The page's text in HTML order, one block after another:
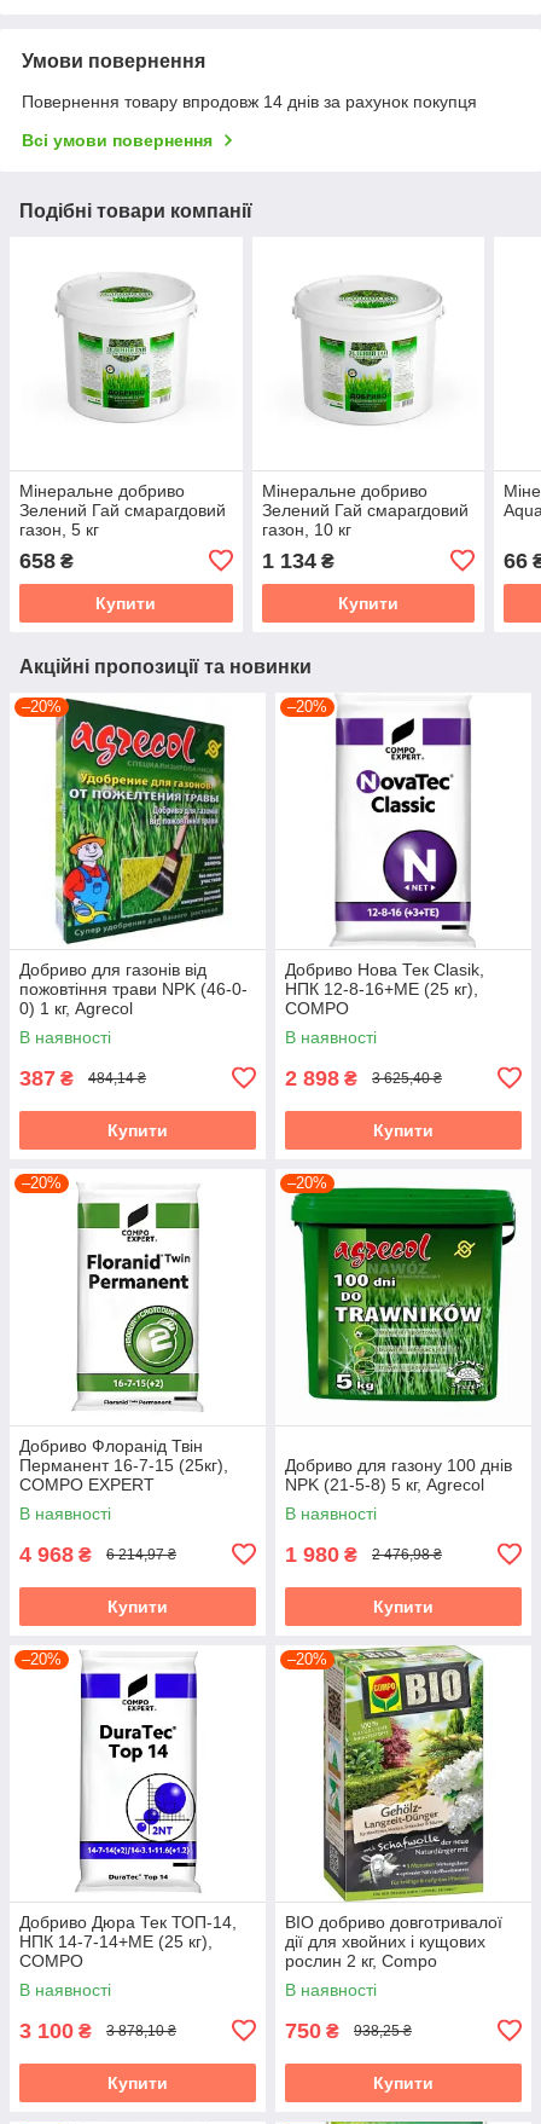
Умови повернення
Повернення товару впродовж 14 днів за рахунок покупця
Всі умови повернення
Подібні товари компанії
Мінеральне добриво
Зелений Гай смарагдовий
газон, 5 кг
658 ₴
Купити
Мінеральне добриво
Зелений Гай смарагдовий
газон, 10 кг
1 134₴
Купити
66
Акційні пропозиції та новинки
–20%
Добриво для газонів від
пожовтіння трави NPK (46-0-
0) 1 кг, Agrecol
В наявності
387 ₴ 484,14 ₴
Купити
–20%
Добриво Нова Тек Clasik,
НПК 12-8-16+МЕ (25 кг),
COMPO
В наявності
2 898 ₴ 3 625,40 ₴
Купити
–20%
Добриво Флоранід Твін
Перманент 16-7-15 (25кг),
COMPO EXPERT
В наявності
4 968 ₴ 6 214,97 ₴
Купити
–20%
Добриво для газону 100 днів
NPK (21-5-8) 5 кг, Agrecol
В наявності
1 980 ₴ 2 476,98 ₴
Купити
–20%
Добриво Дюра Тек ТОП-14,
НПК 14-7-14+МЕ (25 кг),
COMPO
В наявності
3 100 ₴ 3 878,10 ₴
Купити
–20%
BIO добриво довготривалої
дії для хвойних і кущових
рослин 2 кг, Compo
В наявності
750 ₴ 938,25 ₴
Купити